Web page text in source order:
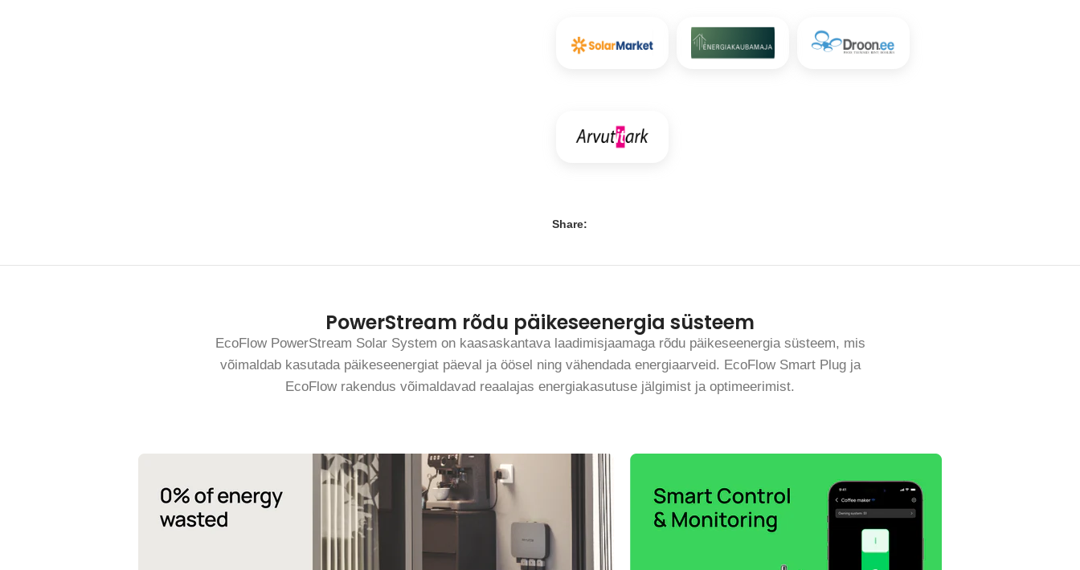
Share:
PowerStream rõdu päikeseenergia süsteem
EcoFlow PowerStream Solar System on kaasaskantava laadimisjaamaga rõdu päikeseenergia süsteem, mis
võimaldab kasutada päikeseenergiat päeval ja öösel ning vähendada energiaarveid. EcoFlow Smart Plug ja
EcoFlow rakendus võimaldavad reaalajas energiakasutuse jälgimist ja optimeerimist.